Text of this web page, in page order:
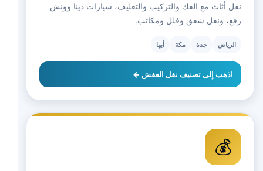
نقل أثاث مع الفك والتركيب والتغليف، سيارات دينا وونش
رفع، ونقل شقق وفلل ومكاتب.
الرياض جدة مكة أبها
اذهب إلى تصنيف نقل العفش ←
💰